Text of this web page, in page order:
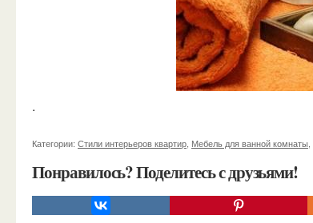
.
Категории: Стили интерьеров квартир Мебель для ванной комнаты
Понравилось? Поделитесь с друзьями!